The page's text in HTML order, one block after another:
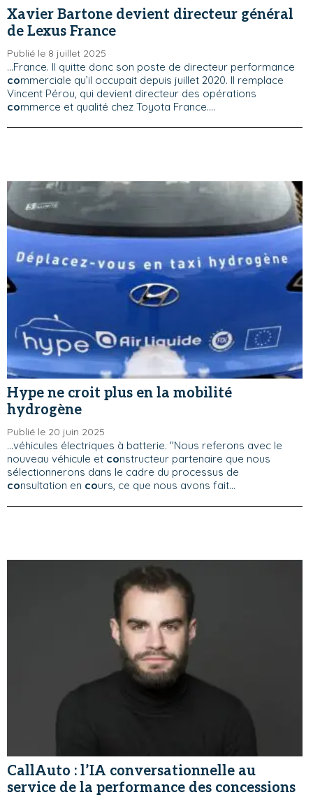
Xavier Bartone devient directeur général
de Lexus France
Publié le 8 juillet 2025
...France. Il quitte donc son poste de directeur performance
commerciale qu’il occupait depuis juillet 2020. Il remplace
Vincent Pérou, qui devient directeur des opérations
commerce et qualité chez Toyota France....
Hype ne croit plus en la mobilité
hydrogène
Publié le 20 juin 2025
...véhicules électriques à batterie. "Nous referons avec le
nouveau véhicule et constructeur partenaire que nous
sélectionnerons dans le cadre du processus de
consultation en cours, ce que nous avons fait...
CallAuto : l’IA conversationnelle au
service de la performance des concessions